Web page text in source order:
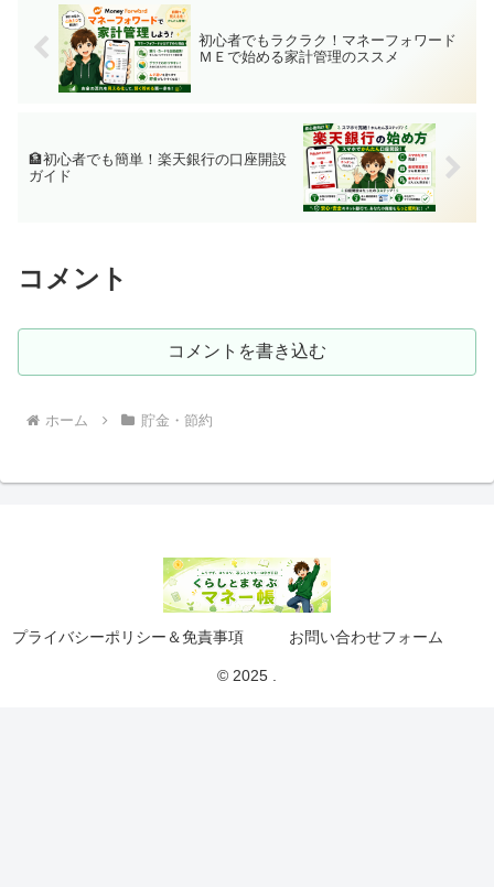
初心者でもラクラク！マネーフォワード
ＭＥで始める家計管理のススメ
🏦初心者でも簡単！楽天銀行の口座開設
ガイド
コメント
コメントを書き込む
ホーム 貯金・節約
プライバシーポリシー＆免責事項 お問い合わせフォーム
© 2025 .